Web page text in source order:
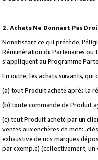
2. Achats Ne Donnant Pas
Nonobstant ce qui précède,
Rémunération du Partenaires
s'appliquent au Programme
En outre, les achats suivants,
(a) tout Produit acheté après la
(b) toute commande de Produit
(c) tout Produit acheté par un
ventes aux enchères de mots-
exhaustive de nos marques
par exemple) (collectivement, un